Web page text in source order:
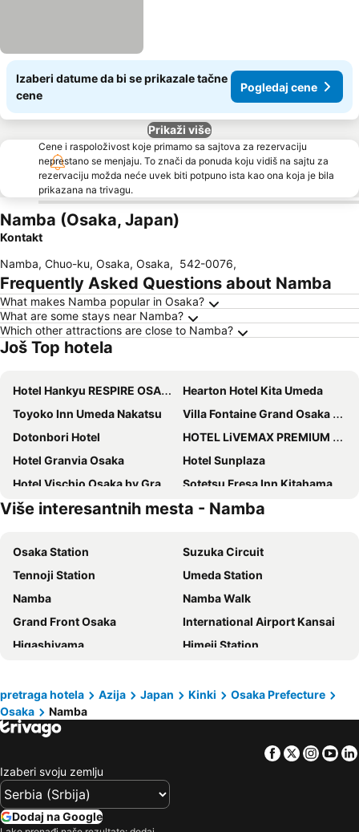
Izaberi datume da bi se prikazale tačne
cene
Pogledaj cene
Prikaži više
Cene i raspoloživost koje primamo sa sajtova za rezervaciju
neprestano se menjaju. To znači da ponuda koju vidiš na sajtu za
rezervaciju možda neće uvek biti potpuno ista kao ona koja je bila
prikazana na trivagu.
Namba (Osaka, Japan)
Kontakt
Namba, Chuo-ku, Osaka, Osaka, 542-0076,
Frequently Asked Questions about Namba
What makes Namba popular in Osaka?
What are some stays near Namba?
Which other attractions are close to Namba?
Još Top hotela
Hotel Hankyu RESPIRE OSAKA
Hearton Hotel Kita Umeda
Toyoko Inn Umeda Nakatsu
Villa Fontaine Grand Osaka Umeda
Dotonbori Hotel
HOTEL LiVEMAX PREMIUM Umeda EAST
Hotel Granvia Osaka
Hotel Sunplaza
Hotel Vischio Osaka by Granvia
Sotetsu Fresa Inn Kitahama
APA Hotel Namba Shinsaibashi Higashi
Garner Hotel Osaka Honmachi Station, an IHG Hotel
karaksa hotel grande Shin-Osaka Tower
Hearton Hotel Nishi Umeda
プレミアホテル-Cabin-大阪
KOKO HOTEL Higashi Osaka
HOTEL MYSTAYS Shin Osaka Conference Center
Hotel Kansai
Rihga Royal Hotel Osaka
APA Hotel Osaka Temmabashi Ekimae
Ja Hotel Tennoji
Hotel Binario Umeda
Dormy Inn Premium Namba Natural Hot Spring
The Rise Osaka Kitashinchi
Toyoko Inn Osaka Hankyu Juso-eki Nishi-guchi No.2
Hotel Livemax Umeda Doyama
Hotel Il Grande Umeda
Dormy Inn Osaka Tanimachi
Sotetsu Fresa Inn Osaka-Namba
Više interesantnih mesta - Namba
Osaka Station
Suzuka Circuit
Tennoji Station
Umeda Station
Namba
Namba Walk
Grand Front Osaka
International Airport Kansai
Higashiyama
Himeji Station
Osaka Shochikuza
Ebisubashisuji Shopping Arcade
Hozenji Yokocho
Namba City
America Mura
Kuromon Ichiba
pretraga hotela Azija Japan Kinki
Osaka Prefecture
Osaka
Namba
Facebook
Twitter
Izaberi svoju zemlju
Dodaj na Google